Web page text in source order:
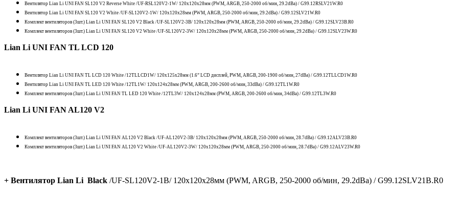
Вентилятор Lian Li UNI FAN SL120 V2 Reverse White /UF-RSL120V2-1W/ 120x120x28мм (PWM, ARGB, 250-2000 об/мин, 29.2dBa) / G99.12RSLV21W.R0
Вентилятор Lian Li UNI FAN SL120 V2 White /UF-SL120V2-1W/ 120x120x28мм (PWM, ARGB, 250-2000 об/мин, 29.2dBa) / G99.12SLV21W.R0
Комплект вентиляторов (3шт.) Lian Li UNI FAN SL120 V2 Black /UF-SL120V2-3B/ 120x120x28мм (PWM, ARGB, 250-2000 об/мин, 29.2dBa) / G99.12SLV23B.R0
Комплект вентиляторов (3шт.) Lian Li UNI FAN SL120 V2 White /UF-SL120V2-3W/ 120x120x28мм (PWM, ARGB, 250-2000 об/мин, 29.2dBa) / G99.12SLV23W.R0
Lian Li UNI FAN TL LCD 120
Вентилятор Lian Li UNI FAN TL LCD 120 White /12TLLCD1W/ 120x125x28мм (1.6” LCD дисплей, PWM, ARGB, 200-1900 об/мин, 27dBa) / G99.12TLLCD1W.R0
Вентилятор Lian Li UNI FAN TL LED 120 White /12TL1W/ 120x124x28мм (PWM, ARGB, 200-2600 об/мин, 33dBa) / G99.12TL1W.R0
Комплект вентиляторов (3шт.) Lian Li UNI FAN TL LED 120 White /12TL3W/ 120x124x28мм (PWM, ARGB, 200-2600 об/мин, 34dBa) / G99.12TL3W.R0
Lian Li UNI FAN AL120 V2
Комплект вентиляторов (3шт.) Lian Li UNI FAN AL120 V2 Black /UF-AL120V2-3B/ 120x120x28мм (PWM, ARGB, 250-2000 об/мин, 28.7dBa) / G99.12ALV23B.R0
Комплект вентиляторов (3шт.) Lian Li UNI FAN AL120 V2 White /UF-AL120V2-3W/ 120x120x28мм (PWM, ARGB, 250-2000 об/мин, 28.7dBa) / G99.12ALV23W.R0
+ Вентилятор Lian Li Black /UF-SL120V2-1B/ 120x120x28мм (PWM, ARGB, 250-2000 об/мин, 29.2dBa) / G99.12SLV21B.R0